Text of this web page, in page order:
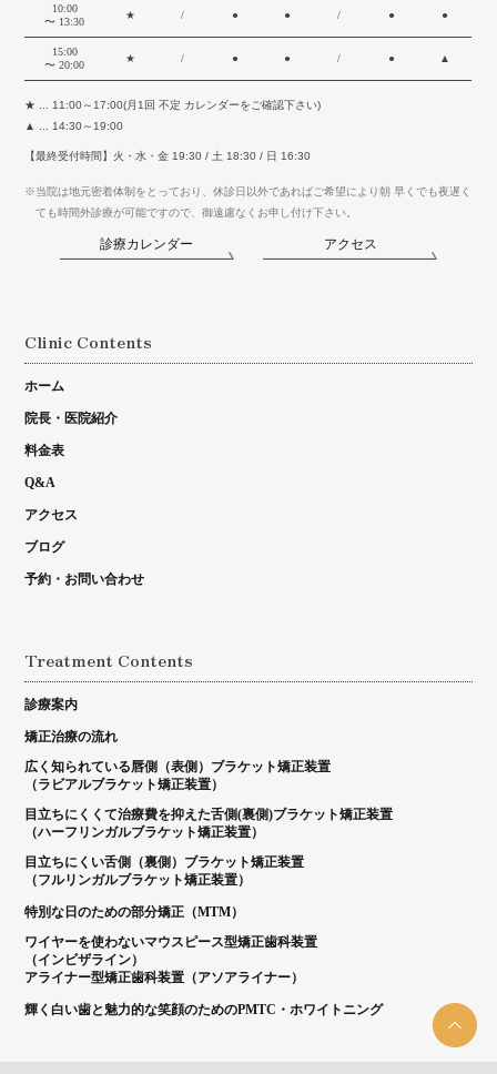
10:00
〜 13:30
★ / ● ● / ● ●
15:00
〜 20:00
★ / ● ● / ● ▲
★ ... 11:00～17:00(月1回 不定 カレンダーをご確認下さい)
▲ ... 14:30～19:00
【最終受付時間】火・水・金 19:30 / 土 18:30 / 日 16:30
※当院は地元密着体制をとっており、休診日以外であればご希望により朝 早くでも夜遅く
ても時間外診療が可能ですので、御遠慮なくお申し付け下さい。
診療カレンダー アクセス
Clinic Contents
ホーム
院長・医院紹介
料金表
Q&A
アクセス
ブログ
予約・お問い合わせ
Treatment Contents
診療案内
矯正治療の流れ
広く知られている唇側（表側）ブラケット矯正装置
（ラビアルブラケット矯正装置）
目立ちにくくて治療費を抑えた舌側(裏側)ブラケット矯正装置
（ハーフリンガルブラケット矯正装置）
目立ちにくい舌側（裏側）ブラケット矯正装置
（フルリンガルブラケット矯正装置）
特別な日のための部分矯正（MTM）
ワイヤーを使わないマウスピース型矯正歯科装置
（インビザライン）
アライナー型矯正歯科装置（アソアライナー）
輝く白い歯と魅力的な笑顔のためのPMTC・ホワイトニング